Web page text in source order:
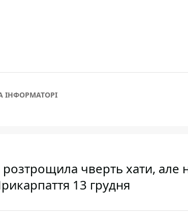
ІНФОРМАТОРІ
чверть хати, але
13 грудня